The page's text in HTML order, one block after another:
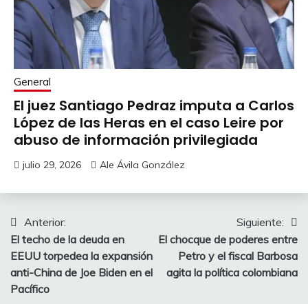
General
El juez Santiago Pedraz imputa a Carlos
López de las Heras en el caso Leire por
abuso de información privilegiada
julio 29, 2026 Ale Ávila González
Navegación
de
entradas
Anterior:
El techo de la deuda en
EEUU torpedea la expansión
anti-China de Joe Biden en el
Pacífico
Siguiente:
El chocque de poderes entre
Petro y el fiscal Barbosa
agita la política colombiana